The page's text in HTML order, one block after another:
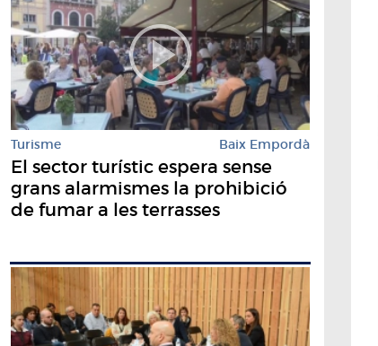
Turisme Baix Empordà
El sector turístic espera sense
grans alarmismes la prohibició
de fumar a les terrasses